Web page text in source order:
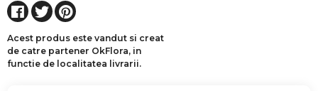
Acest produs este vandut si creat
de catre partener OkFlora, in
functie de localitatea livrarii.